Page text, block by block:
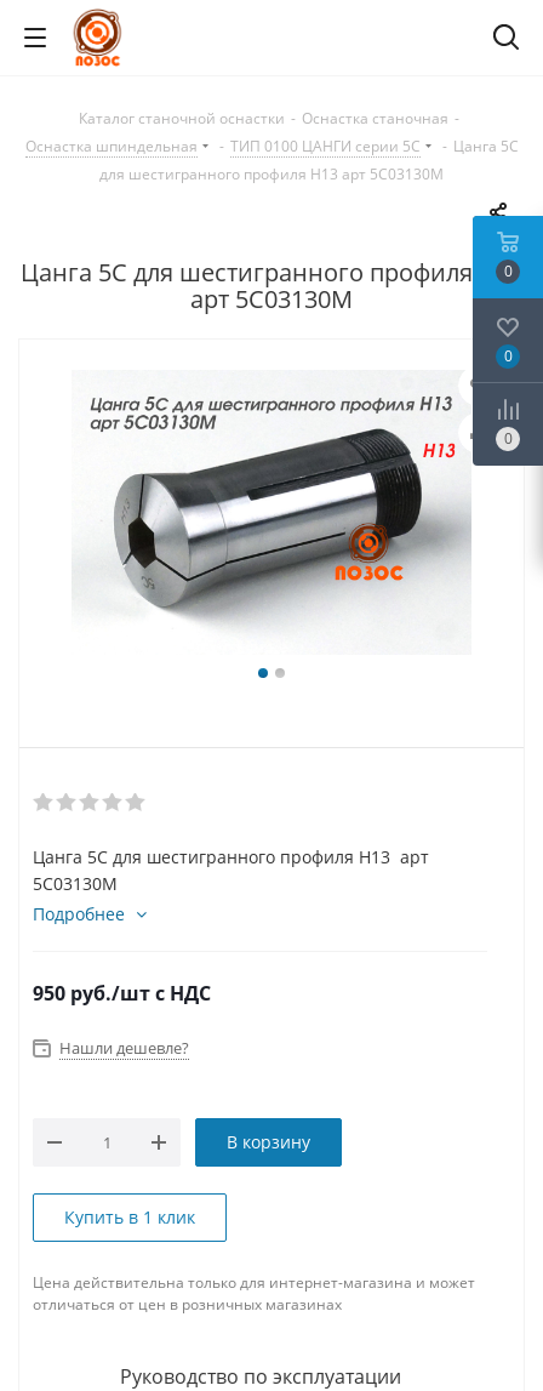
Каталог станочной оснастки - Оснастка станочная -
Оснастка шпиндельная
- ТИП 0100 ЦАНГИ серии 5C - Цанга 5С
для шестигранного профиля H13 арт 5C03130M
Цанга 5С для шестигранного профиля H13
арт 5C03130M
Цанга 5С для шестигранного профиля H13 арт
5C03130M
Подробнее
950 руб./штс НДС
Нашли дешевле?
В корзину
Купить в 1 клик
Цена действительна только для интернет-магазина и может
отличаться от цен в розничных магазинах
Руководство по эксплуатации
0
0
0